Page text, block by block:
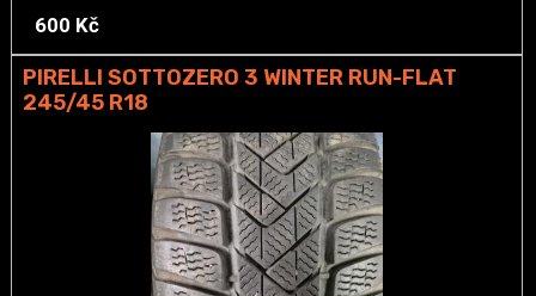
600 Kč
PIRELLI SOTTOZERO 3 WINTER RUN-FLAT
245/45 R18